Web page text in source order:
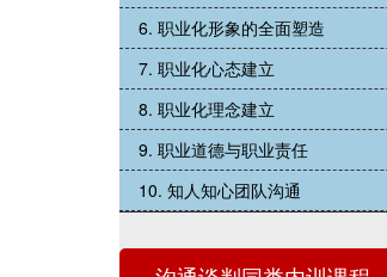
6. 职业化形象的全面塑造
7. 职业化心态建立
8. 职业化理念建立
9. 职业道德与职业责任
10. 知人知心团队沟通